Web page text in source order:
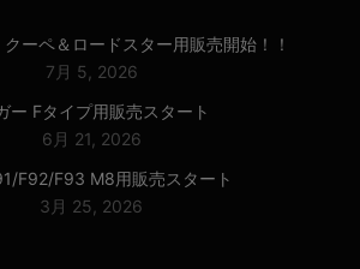
ーペ＆ロードスター用販売開始！！
7月 5, 2026
ー Fタイプ用販売スタート
6月 21, 2026
F92/F93 M8用販売スタート
3月 25, 2026